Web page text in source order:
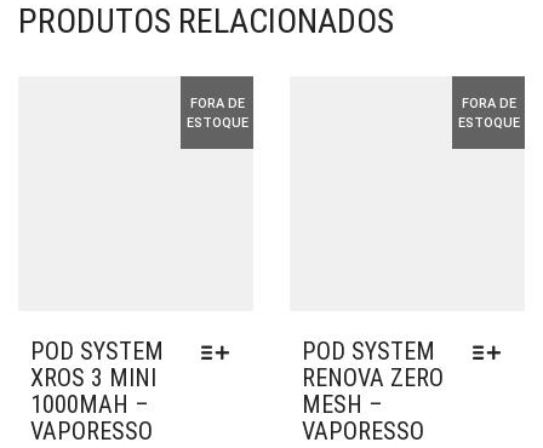
PRODUTOS RELACIONADOS
FORA DE
ESTOQUE
POD SYSTEM
XROS 3 MINI
1000MAH –
VAPORESSO
FORA DE
ESTOQUE
POD SYSTEM
RENOVA ZERO
MESH –
VAPORESSO